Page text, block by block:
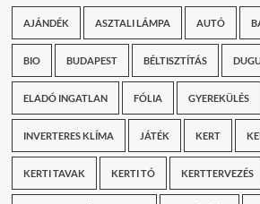
AJÁNDÉK ASZTALI LÁMPA AUTÓ
BIO BUDAPEST BÉLTISZTÍTÁS
ELADÓ INGATLAN FÓLIA GYEREKÜLÉS
INVERTERES KLÍMA JÁTÉK KERT
KERTI TAVAK KERTI TÓ KERTTERVEZÉS